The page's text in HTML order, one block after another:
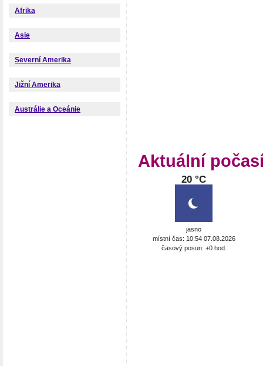
Afrika
Asie
Severní Amerika
Jižní Amerika
Austrálie a Oceánie
Aktuální
20 °C
jasno
místní čas: 10:54 07.08.2026
časový posun: +0 hod.